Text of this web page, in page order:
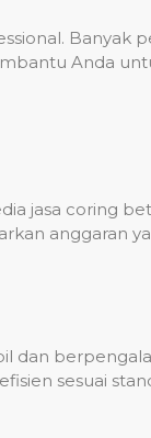
Banyak
Anda
jasa coring
anggaran
dan
sesuai